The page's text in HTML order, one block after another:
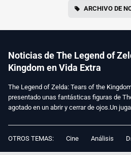
ARCHIVO DE
Noticias de The Legend of
Kingdom en Vida Extra
The Legend of Zelda: Tears of the
presentado unas fantásticas figuras de
agotado en un abrir y cerrar de ojos.Un
OTROS TEMAS: Cine Análisis